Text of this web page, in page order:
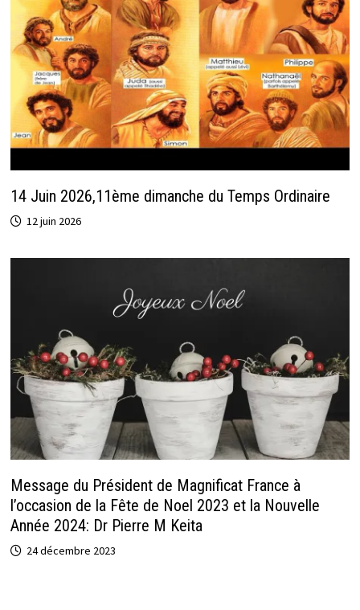
14 Juin 2026,11ème dimanche du Temps Ordinaire
12 juin 2026
Message du Président de Magnificat France à
l’occasion de la Fête de Noel 2023 et la Nouvelle
Année 2024: Dr Pierre M Keita
24 décembre 2023